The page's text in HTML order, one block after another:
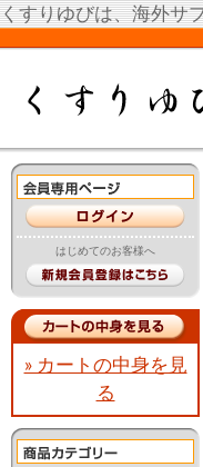
くすりゆびは、海外サ
はじめてのお客様へ
» カートの中身を見
る